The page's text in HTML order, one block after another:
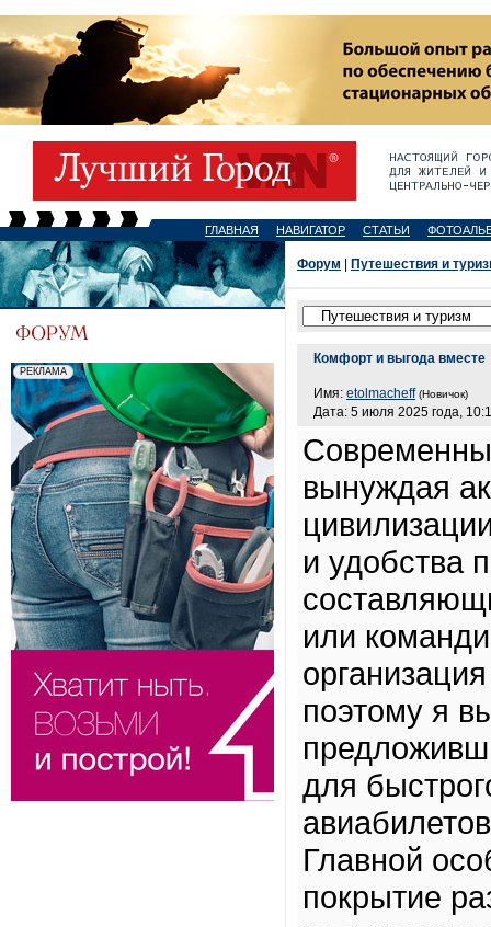
ГЛАВНАЯ НАВИГАТОР СТАТЬИ
Форум Путешествия и
Комфорт и выгода вместе
Имя: etolmacheff (Новичок)
Дата: 5 июля 2025 года,
вынуждая
и удобства
или
поэтому я
для
Главной
покрытие